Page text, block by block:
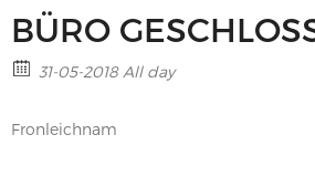
BÜRO
31-05-2018 All day
Fronleichnam